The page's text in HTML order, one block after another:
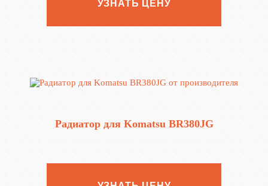
УЗНАТЬ ЦЕНУ
Радиатор для Komatsu BR380JG